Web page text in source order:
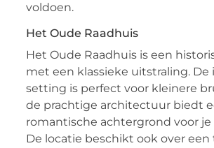
voldoen.
Het Oude Raadhuis
Het Oude Raadhuis is een
met een klassieke uitstraling. De
setting is perfect voor kleinere
de prachtige architectuur biedt
romantische achtergrond voor je
De locatie beschikt ook over een